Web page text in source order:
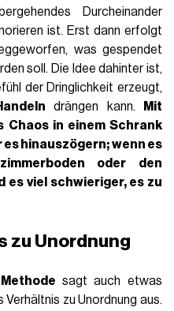
Durcheinander
ist. Erst dann erfolgt
was gespendet
soll. Die Idee dahinter ist,
der Dringlichkeit erzeugt,
drängen kann.
Mit
Chaos in einem Schrank
hinauszögern; wenn es
oder den
es viel schwieriger, es zu
zu Unordnung
sagt auch etwas
zu Unordnung aus.